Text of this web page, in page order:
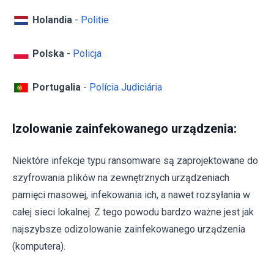
Holandia - Politie
Polska - Policja
Portugalia - Polícia Judiciária
Izolowanie zainfekowanego urządzenia:
Niektóre infekcje typu ransomware są zaprojektowane do
szyfrowania plików na zewnętrznych urządzeniach
pamięci masowej, infekowania ich, a nawet rozsyłania w
całej sieci lokalnej. Z tego powodu bardzo ważne jest jak
najszybsze odizolowanie zainfekowanego urządzenia
(komputera).